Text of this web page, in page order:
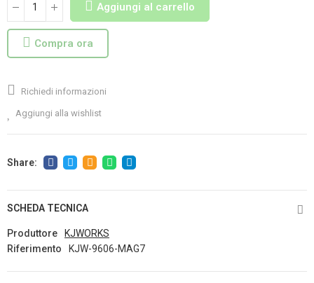
Aggiungi al carrello
Compra ora
Richiedi informazioni
Aggiungi alla wishlist
SCHEDA TECNICA
Produttore
KJWORKS
Riferimento
KJW-9606-MAG7